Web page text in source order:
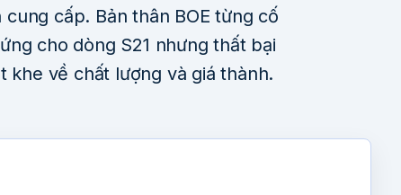
cung cấp. Bản thân BOE từng cố
cho dòng S21 nhưng thất bại
khe về chất lượng và giá thành.